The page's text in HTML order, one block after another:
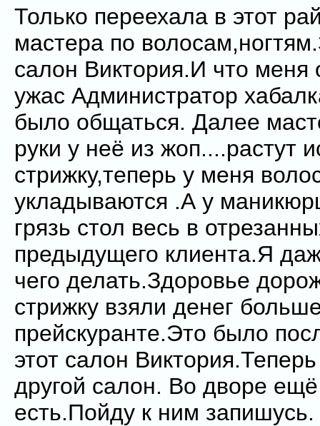
Только переехала в этот
мастера по
салон Виктория.И что меня
ужас Администратор
было общаться. Далее
руки у неё из жоп....растут
стрижку,теперь у меня
укладываются .А у
грязь стол весь в
предыдущего клиента.Я
чего делать.Здоровье
стрижку взяли денег
прейскуранте.Это было
этот салон
другой салон. Во дворе
есть.Пойду к ним запишусь.